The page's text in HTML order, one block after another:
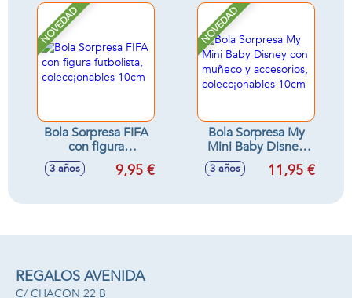
colecc¡onables
NOVEDAD
Bola Sorpresa FIFA
con figura
futbolista,
colecc¡onables
3 años 9,95 €
NOVEDAD
Bola Sorpresa My
Mini Baby Disney
con muñeco y
accesorios,
10cm
3 años 11,95 €
REGALOS AVENIDA
C/ CHACON 22 B